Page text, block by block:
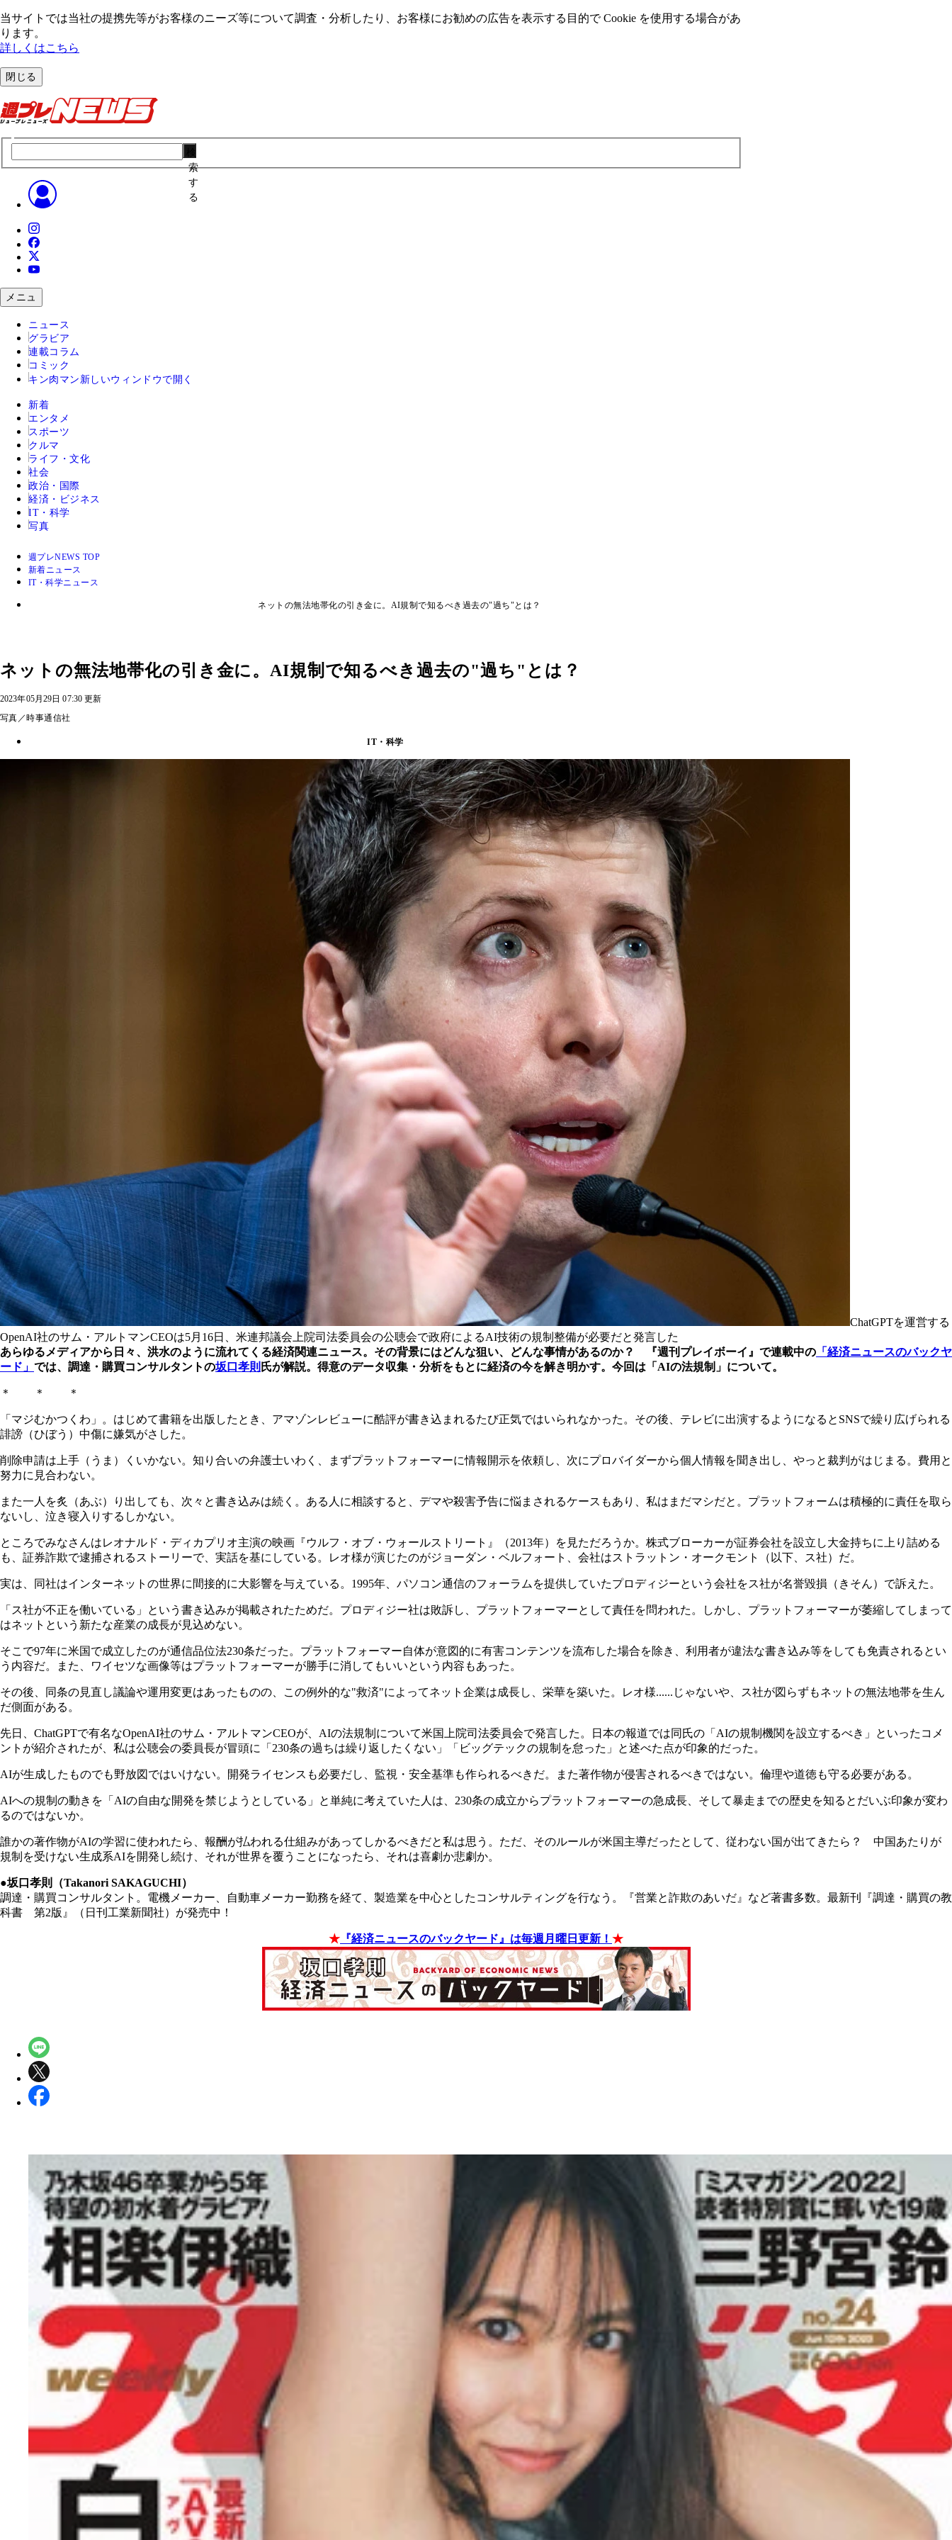
当サイトでは当社の提携先等がお客様のニーズ等について調査・分析したり、お客様にお勧めの広告を表⽰する⽬的で Cookie を使⽤する場合があ
ります。
詳しくはこちら
閉じる
索
す
る
メニュ
ニュース
グラビア
連載コラム
コミック
キン肉マン 新しいウィンドウで開く
新着
エンタメ
スポーツ
クルマ
ライフ・文化
社会
政治・国際
経済・ビジネス
IT・科学
写真
週プレNEWS TOP
新着ニュース
IT・科学ニュース
ネットの無法地帯化の引き金に。AI規制で知るべき過去の"過ち"とは？
ネットの無法地帯化の引き金に。AI規制で知るべき過去の"過ち"とは？
2023年05月29日 07:30 更新
写真／時事通信社
IT・科学
ChatGPTを運営する
OpenAI社のサム・アルトマンCEOは5月16日、米連邦議会上院司法委員会の公聴会で政府によるAI技術の規制整備が必要だと発言した
あらゆるメディアから日々、洪水のように流れてくる経済関連ニュース。その背景にはどんな狙い、どんな事情があるのか？ 『週刊プレイボーイ』で連載中の 「経済ニュースのバックヤ
ード」 では、調達・購買コンサルタントの坂口孝則 氏が解説。得意のデータ収集・分析をもとに経済の今を解き明かす。今回は「AIの法規制」について。
＊ ＊ ＊
「マジむかつくわ」。はじめて書籍を出版したとき、アマゾンレビューに酷評が書き込まれるたび正気ではいられなかった。その後、テレビに出演するようになるとSNSで繰り広げられる
誹謗（ひぼう）中傷に嫌気がさした。
削除申請は上手（うま）くいかない。知り合いの弁護士いわく、まずプラットフォーマーに情報開示を依頼し、次にプロバイダーから個人情報を聞き出し、やっと裁判がはじまる。費用と
努力に見合わない。
また一人を炙（あぶ）り出しても、次々と書き込みは続く。ある人に相談すると、デマや殺害予告に悩まされるケースもあり、私はまだマシだと。プラットフォームは積極的に責任を取ら
ないし、泣き寝入りするしかない。
ところでみなさんはレオナルド・ディカプリオ主演の映画『ウルフ・オブ・ウォールストリート』（2013年）を見ただろうか。株式ブローカーが証券会社を設立し大金持ちに上り詰める
も、証券詐欺で逮捕されるストーリーで、実話を基にしている。レオ様が演じたのがジョーダン・ベルフォート、会社はストラットン・オークモント（以下、ス社）だ。
実は、同社はインターネットの世界に間接的に大影響を与えている。1995年、パソコン通信のフォーラムを提供していたプロディジーという会社をス社が名誉毀損（きそん）で訴えた。
「ス社が不正を働いている」という書き込みが掲載されたためだ。プロディジー社は敗訴し、プラットフォーマーとして責任を問われた。しかし、プラットフォーマーが萎縮してしまって
はネットという新たな産業の成長が見込めない。
そこで97年に米国で成立したのが通信品位法230条だった。プラットフォーマー自体が意図的に有害コンテンツを流布した場合を除き、利用者が違法な書き込み等をしても免責されるとい
う内容だ。また、ワイセツな画像等はプラットフォーマーが勝手に消してもいいという内容もあった。
その後、同条の見直し議論や運用変更はあったものの、この例外的な"救済"によってネット企業は成長し、栄華を築いた。レオ様......じゃないや、ス社が図らずもネットの無法地帯を生ん
だ側面がある。
先日、ChatGPTで有名なOpenAI社のサム・アルトマンCEOが、AIの法規制について米国上院司法委員会で発言した。日本の報道では同氏の「AIの規制機関を設立するべき」といったコメ
ントが紹介されたが、私は公聴会の委員長が冒頭に「230条の過ちは繰り返したくない」「ビッグテックの規制を怠った」と述べた点が印象的だった。
AIが生成したものでも野放図ではいけない。開発ライセンスも必要だし、監視・安全基準も作られるべきだ。また著作物が侵害されるべきではない。倫理や道徳も守る必要がある。
AIへの規制の動きを「AIの自由な開発を禁じようとしている」と単純に考えていた人は、230条の成立からプラットフォーマーの急成長、そして暴走までの歴史を知るとだいぶ印象が変わ
るのではないか。
誰かの著作物がAIの学習に使われたら、報酬が払われる仕組みがあってしかるべきだと私は思う。ただ、そのルールが米国主導だったとして、従わない国が出てきたら？ 中国あたりが
規制を受けない生成系AIを開発し続け、それが世界を覆うことになったら、それは喜劇か悲劇か。
●坂口孝則（Takanori SAKAGUCHI）
調達・購買コンサルタント。電機メーカー、自動車メーカー勤務を経て、製造業を中心としたコンサルティングを行なう。『営業と詐欺のあいだ』など著書多数。最新刊『調達・購買の教
科書 第2版』（日刊工業新聞社）が発売中！
★ 『経済ニュースのバックヤード』は毎週月曜日更新！ ★